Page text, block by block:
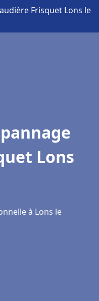
Frisquet Lons le
Lons
à Lons le